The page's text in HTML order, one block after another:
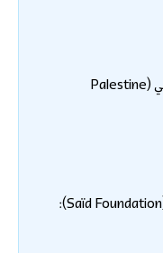
9- صندوق التعليم الفلسطيني (Palestine